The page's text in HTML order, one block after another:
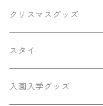
メモリアルボード
キーホルダー
ひなまつり
クリスマスグッズ
スタイ
入園入学グッズ